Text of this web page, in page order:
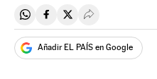
Compartir en Whatsapp
Compartir en Facebook
Compartir en
Desplegar
Añadir EL PAÍS en Google